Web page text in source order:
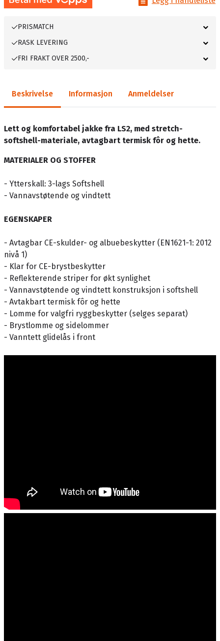
PRISMATCH
RASK LEVERING
FRI FRAKT OVER 2500,-
Beskrivelse Informasjon Anmeldelser
Lett og komfortabel jakke fra LS2, med stretch-
softshell-materiale, avtagbart termisk fôr og hette.
MATERIALER OG STOFFER
- Ytterskall: 3-lags Softshell
- Vannavstøtende og vindtett
EGENSKAPER
- Avtagbar CE-skulder- og albuebeskytter (EN1621-1: 2012
nivå 1)
- Klar for CE-brystbeskytter
- Reflekterende striper for økt synlighet
- Vannavstøtende og vindtett konstruksjon i softshell
- Avtakbart termisk fôr og hette
- Lomme for valgfri ryggbeskytter (selges separat)
- Brystlomme og sidelommer
- Vanntett glidelås i front